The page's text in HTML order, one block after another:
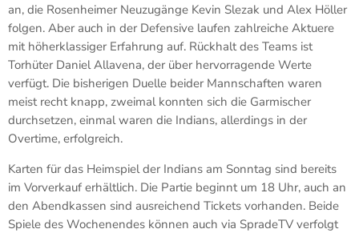
an, die Rosenheimer Neuzugänge Kevin Slezak und Alex Höller
folgen. Aber auch in der Defensive laufen zahlreiche Aktuere
mit höherklassiger Erfahrung auf. Rückhalt des Teams ist
Torhüter Daniel Allavena, der über hervorragende Werte
verfügt. Die bisherigen Duelle beider Mannschaften waren
meist recht knapp, zweimal konnten sich die Garmischer
durchsetzen, einmal waren die Indians, allerdings in der
Overtime, erfolgreich.
Karten für das Heimspiel der Indians am Sonntag sind bereits
im Vorverkauf erhältlich. Die Partie beginnt um 18 Uhr, auch an
den Abendkassen sind ausreichend Tickets vorhanden. Beide
Spiele des Wochenendes können auch via SpradeTV verfolgt